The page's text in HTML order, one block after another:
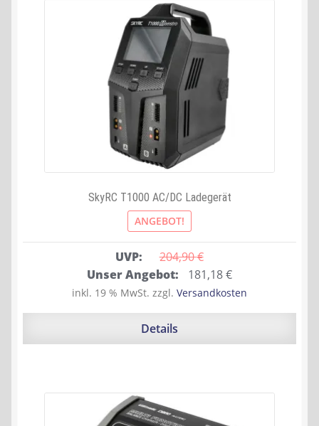
SkyRC T1000 AC/DC Ladegerät
ANGEBOT!
UVP: 204,90 €
Ursprünglicher
Preis
war:
Unser Angebot: 181,18€Aktueller
Preis
ist:
inkl. 19 % MwSt. zzgl. Versandkosten
Details